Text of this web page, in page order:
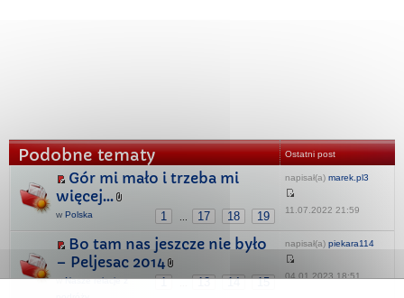
Podobne tematy Ostatni post
Gór mi mało i trzeba mi
więcej...
1 17 18 19
w Polska
napisał(a) marek.pl3
11.07.2022 21:59
Bo tam nas jeszcze nie było
– Peljesac 2014
1 13 14 15
wNasze relacje z
napisał(a) piekara114
04.01.2023 18:51